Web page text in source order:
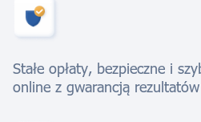
Stałe opłaty, bezpieczne i
online z gwarancją rezultatów